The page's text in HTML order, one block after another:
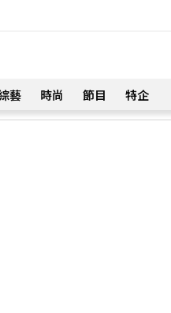
藝 時尚 節目 特企